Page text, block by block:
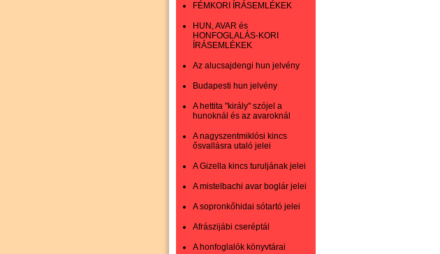
FÉMKORI ÍRÁSEMLÉKEK
HUN, AVAR és
HONFOGLALÁS-KORI
ÍRÁSEMLÉKEK
Az alucsajdengi hun jelvény
Budapesti hun jelvény
A hettita "király" szójel a
hunoknál és az avaroknál
A nagyszentmiklósi kincs
ősvallásra utaló jelei
A Gizella kincs turuljának jelei
A mistelbachi avar boglár jelei
A sopronkőhidai sótartó jelei
Afrászijábi cseréptál
A honfoglalók könyvtárai